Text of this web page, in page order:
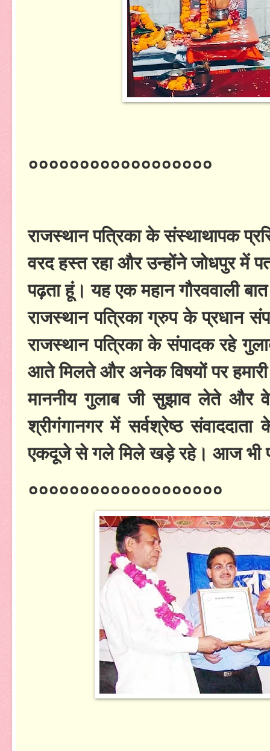
००००००००००००००००००
राजस्थान पत्रिका के संस्थाथापक
वरद हस्त रहा और उन्होंने जोधपुर में
पढ़ता हूं। यह एक महान गौरववाली
राजस्थान पत्रिका ग्रुप के प्रधान
राजस्थान पत्रिका के संपादक रहे
आते मिलते और अनेक विषयों पर
माननीय गुलाब जी सुझाव लेते और वे
श्रीगंगानगर में सर्वश्रेष्ठ
एकदूजे से गले मिले खड़े रहे। आज भी
०००००००००००००००००००